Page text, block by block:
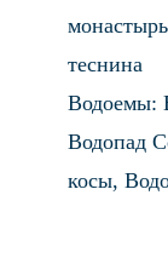
теснина
Водоемы:
Водопад
косы,